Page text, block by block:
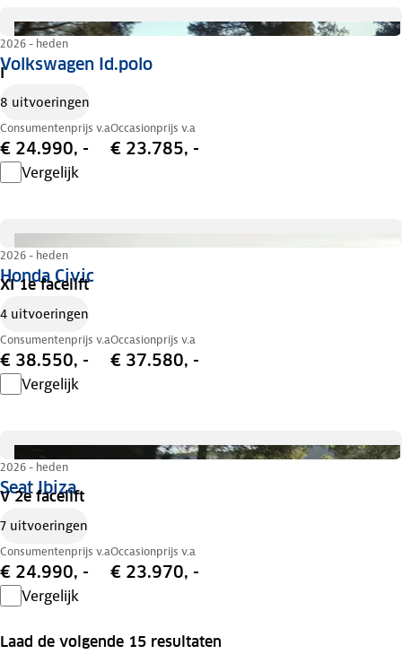
Volkswagen Id.polo
2026 - heden
I
8 uitvoeringen
Consumentenprijs v.a
€ 24.990, -
Occasionprijs v.a
€ 23.785, -
Vergelijk
Honda Civic
2026 - heden
XI 1e facelift
4 uitvoeringen
Consumentenprijs v.a
€ 38.550, -
Occasionprijs v.a
€ 37.580, -
Vergelijk
Seat Ibiza
2026 - heden
V 2e facelift
7 uitvoeringen
Consumentenprijs v.a
€ 24.990, -
Occasionprijs v.a
€ 23.970, -
Vergelijk
Laad de volgende 15 resultaten